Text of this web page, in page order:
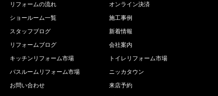
リフォームの流れ
オンライン決済
ショールーム一覧
施工事例
スタッフブログ
新着情報
リフォームブログ
会社案内
キッチンリフォーム市場
トイレリフォーム市場
バスルームリフォーム市場
ニッカタウン
お問い合わせ
来店予約